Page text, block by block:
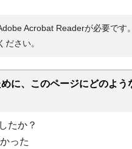
Acrobat Readerが必要です
さい。
に、このページにどのよ
たか？
った